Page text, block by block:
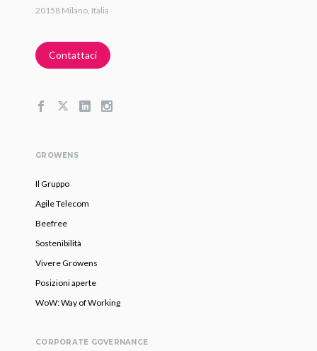
20158 Milano, Italia
Contattaci
GROWENS
Il Gruppo
Agile Telecom
Beefree
Sostenibilità
Vivere Growens
Posizioni aperte
WoW: Way of Working
CORPORATE GOVERNANCE